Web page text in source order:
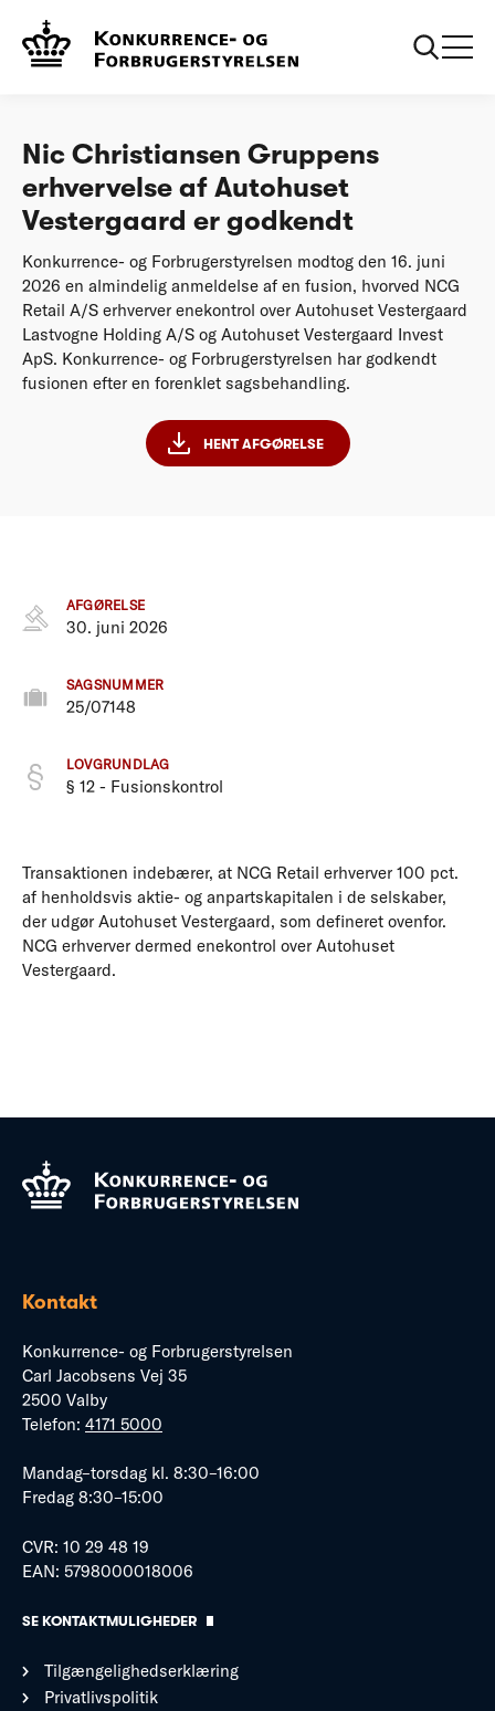
Afgørelser
erhvervelse af Autohuset Vestergaard er
godkendt
Nic Christiansen Gruppens
erhvervelse af Autohuset
Vestergaard er godkendt
Konkurrence- og Forbrugerstyrelsen modtog den 16. juni
2026 en almindelig anmeldelse af en fusion, hvorved NCG
Retail A/S erhverver enekontrol over Autohuset Vestergaard
Lastvogne Holding A/S og Autohuset Vestergaard Invest
ApS. Konkurrence- og Forbrugerstyrelsen har godkendt
fusionen efter en forenklet sagsbehandling.
HENT AFGØRELSE
AFGØRELSE
30. juni 2026
SAGSNUMMER
25/07148
LOVGRUNDLAG
§ 12 - Fusionskontrol
Transaktionen indebærer, at NCG Retail erhverver 100 pct.
af henholdsvis aktie- og anpartskapitalen i de selskaber,
der udgør Autohuset Vestergaard, som defineret ovenfor.
NCG erhverver dermed enekontrol over Autohuset
Vestergaard.
Kontakt
Konkurrence- og Forbrugerstyrelsen
Carl Jacobsens Vej 35
2500 Valby
Telefon: 4171 5000
Mandag–torsdag kl. 8:30–16:00
Fredag 8:30–15:00
CVR: 10 29 48 19
EAN: 5798000018006
SE KONTAKTMULIGHEDER
Tilgængelighedserklæring
Privatlivspolitik